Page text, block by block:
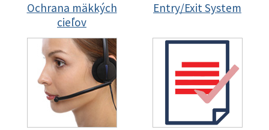
Ochrana mäkkých
cieľov
Entry/Exit System